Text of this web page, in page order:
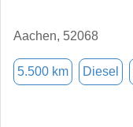
Aachen, 52068
5.500 km Diesel